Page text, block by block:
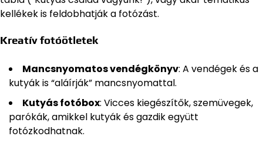
kellékek is feldobhatják a fotózást.
Kreatív fotóötletek
Mancsnyomatos vendégkönyv: A vendégek és a
kutyák is “aláírják” mancsnyomattal.
Kutyás fotóbox: Vicces kiegészítők, szemüvegek,
parókák, amikkel kutyák és gazdik együtt
fotózkodhatnak.